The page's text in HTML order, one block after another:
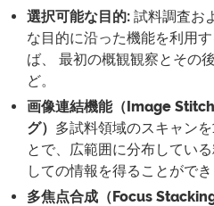
選択可能な目的: 試料調査お
な目的に沿った機能を利用
ば、 最初の概観観察とその
ど。
画像連結機能（Image
グ） 多試料領域のスキャン
とで、広範囲に分布してい
しての情報を得ることができ
多焦点合成（Focus